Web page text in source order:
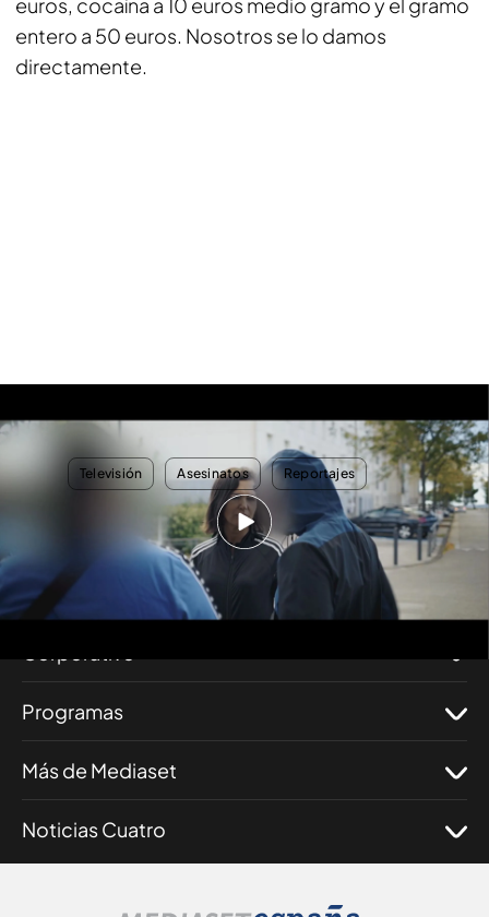
entero a 50 euros. Nosotros se lo damos
directamente.
"O muero o voy a la cárcel, ese es el juego"
TEMAS Televisión Asesinatos Reportajes
Nosotros
Programas
Más de Mediaset
Noticias Cuatro